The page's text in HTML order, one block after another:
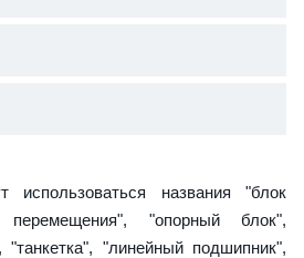
использоваться названия "блок
перемещения", "опорный блок",
"линейный подшипник",